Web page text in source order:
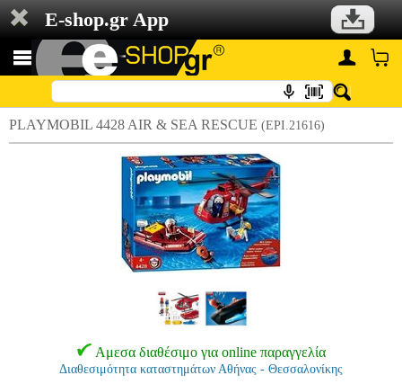
E-shop.gr App
PLAYMOBIL 4428 AIR & SEA RESCUE (EPI.21616)
Αμεσα διαθέσιμο για online παραγγελία
Διαθεσιμότητα καταστημάτων Αθήνας - Θεσσαλονίκης